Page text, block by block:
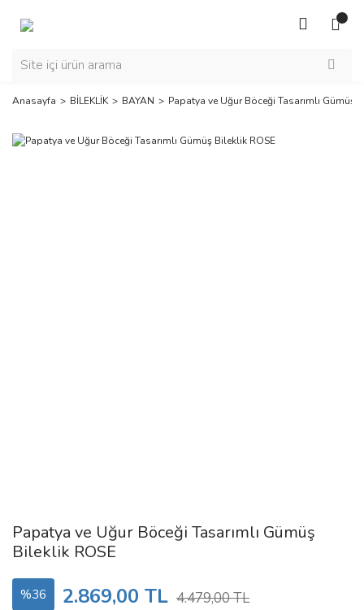
Anasayfa BİLEKLİK BAYAN Papatya ve Uğur Böceği Tasarımlı Gümüş
Papatya ve Uğur Böceği Tasarımlı Gümüş
Bileklik ROSE
%36 2.869,00 TL 4.479,00 TL